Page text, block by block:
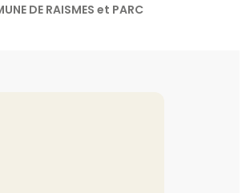
DE RAISMES et PARC